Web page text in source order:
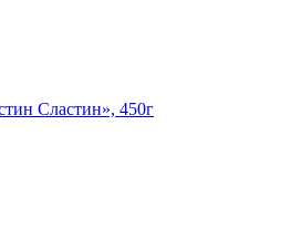
Сластин», 450г